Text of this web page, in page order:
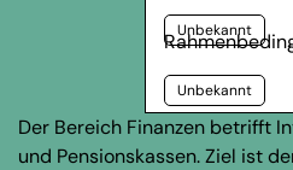
Unbekannt
Unbekannt
Der Bereich Finanzen betrifft
und Pensionskassen. Ziel ist